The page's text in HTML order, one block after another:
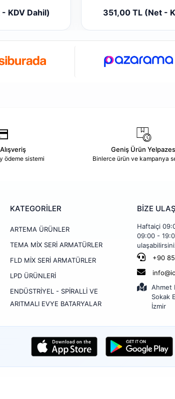
KDV Dahil) 351,00 TL (Net -
ödeme sistemi
Geniş Ürün
Binlerce ürün ve kampanya
KATEGORİLER
ARTEMA ÜRÜNLER
TEMA MİX SERİ ARMATÜRLER
FLD MİX SERİ ARMATÜRLER
LPD ÜRÜNLERİ
ENDÜSTRİYEL - SPİRALLİ VE
ARITMALI EVYE BATARYALAR
BİZE
Haftaiçi
09:00 -
+90
Ahmet
Sokak
İzmir